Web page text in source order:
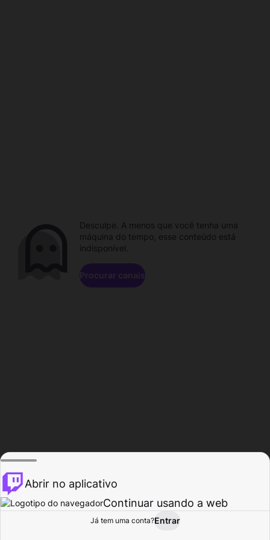
Procurar Atividade
Desculpe. A menos que você tenha uma
máquina do tempo, esse conteúdo está
indisponível.
Procurar canais
Abrir no aplicativo
Continuar usando a web
Já tem uma conta?Entrar